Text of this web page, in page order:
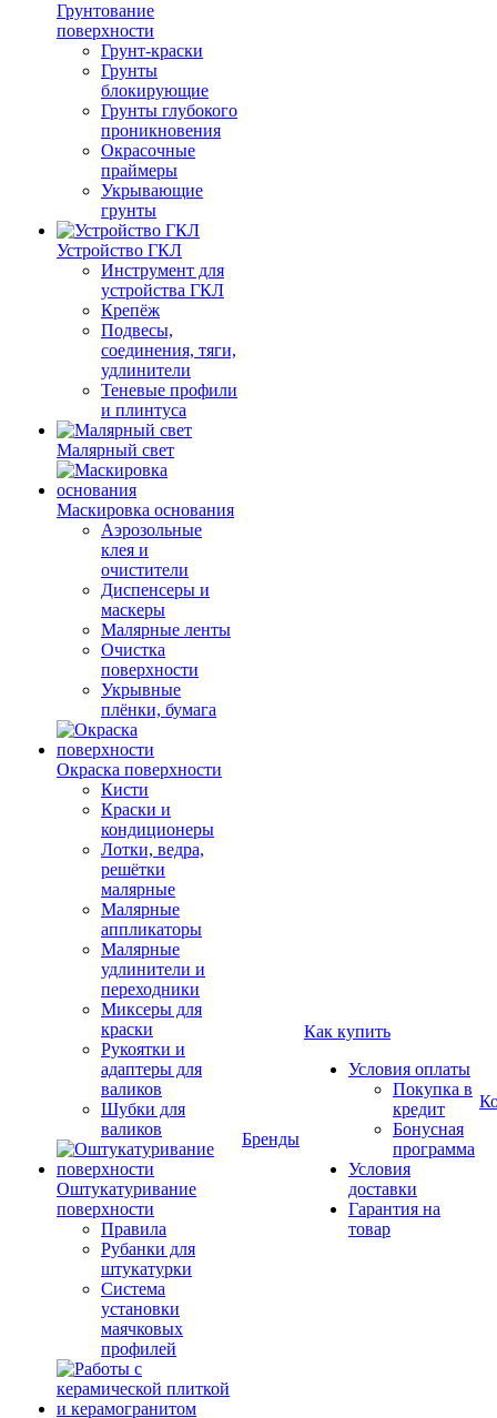
Грунтование
поверхности
Грунт-краски
Грунты
блокирующие
Грунты глубокого
проникновения
Окрасочные
праймеры
Укрывающие
грунты
Устройство ГКЛ
Инструмент для
устройства ГКЛ
Крепёж
Подвесы,
соединения, тяги,
удлинители
Теневые профили
и плинтуса
Малярный свет
Маскировка основания
Аэрозольные
клея и
очистители
Диспенсеры и
маскеры
Малярные ленты
Очистка
поверхности
Укрывные
плёнки, бумага
Окраска поверхности
Кисти
Краски и
кондиционеры
Лотки, ведра,
решётки
малярные
Малярные
аппликаторы
Малярные
удлинители и
переходники
Миксеры для
краски
Рукоятки и
адаптеры для
валиков
Шубки для
валиков
Оштукатуривание
поверхности
Правила
Рубанки для
штукатурки
Система
установки
маячковых
профилей
Бренды
Как купить
Условия оплаты
Покупка в
кредит
Бонусная
программа
Условия
доставки
Гарантия на
товар